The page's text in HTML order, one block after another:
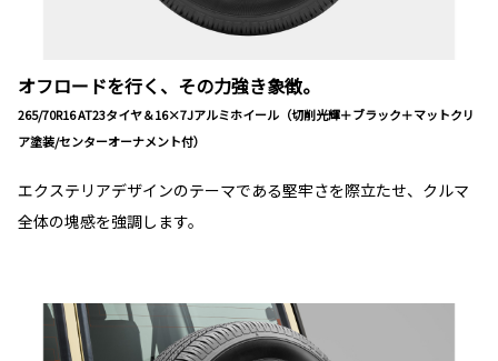
オフロードを行く、その力強き象徴。
265/70R16 AT23タイヤ＆16×7Jアルミホイール（切削光輝＋ブラック＋マットクリ
ア塗装/センターオーナメント付）
エクステリアデザインのテーマである堅牢さを際立たせ、クルマ
全体の塊感を強調します。